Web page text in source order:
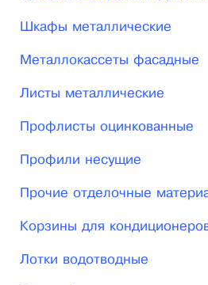
Шкафы металлические
Металлокассеты фасадные
Листы металлические
Профлисты оцинкованные
Профили несущие
Прочие отделочные
Корзины для
Лотки водотводные